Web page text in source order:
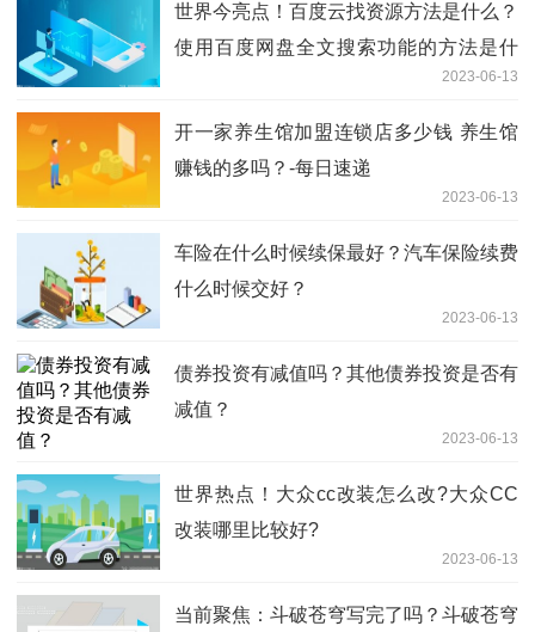
世界今亮点！百度云找资源方法是什么？
使用百度网盘全文搜索功能的方法是什
2023-06-13
开一家养生馆加盟连锁店多少钱 养生馆
赚钱的多吗？-每日速递
2023-06-13
车险在什么时候续保最好？汽车保险续费
什么时候交好？
2023-06-13
债券投资有减值吗？其他债券投资是否有
减值？
2023-06-13
世界热点！大众cc改装怎么改?大众CC
改装哪里比较好?
2023-06-13
当前聚焦：斗破苍穹写完了吗？斗破苍穹